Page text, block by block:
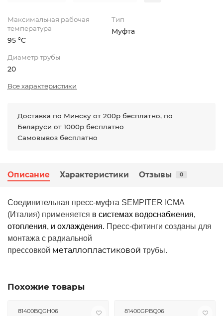
Максимальная рабочая
температура
95 °C
Тип
Муфта
Диаметр трубы
20
Все характеристики
Доставка по Минску от 200р бесплатно, по
Беларуси от 1000р бесплатно
Самовывоз бесплатно
Описание Характеристики Отзывы 0
Соединительная пресс-муфта SEMPITER ICMA
(Италия) применяется в системах водоснабжения,
отопления, и охлаждения. Пресс-фитинги созданы для
монтажа с радиальной
прессовкой металлопластиковой трубы.
Похожие товары
81400BQGH06 81400GPBQ06